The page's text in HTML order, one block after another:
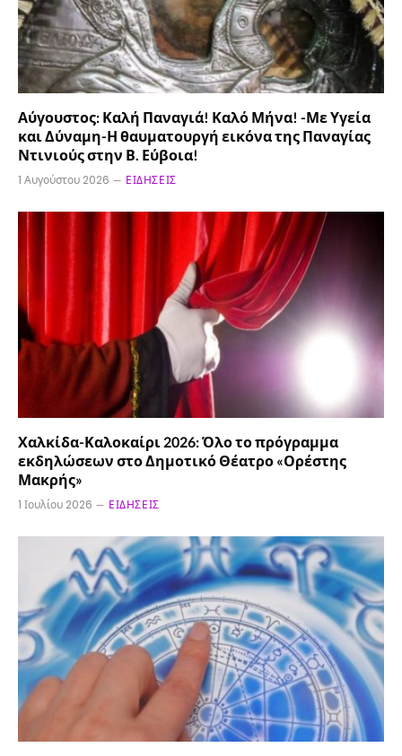
Αύγουστος: Καλή Παναγιά! Καλό Μήνα! -Με Υγεία
και Δύναμη-Η θαυματουργή εικόνα της Παναγίας
Ντινιούς στην Β. Εύβοια!
1 Αυγούστου 2026 ΕΙΔΉΣΕΙΣ
Χαλκίδα-Καλοκαίρι 2026: Όλο το πρόγραμμα
εκδηλώσεων στο Δημοτικό Θέατρο «Ορέστης
Μακρής»
1 Ιουλίου 2026 ΕΙΔΉΣΕΙΣ